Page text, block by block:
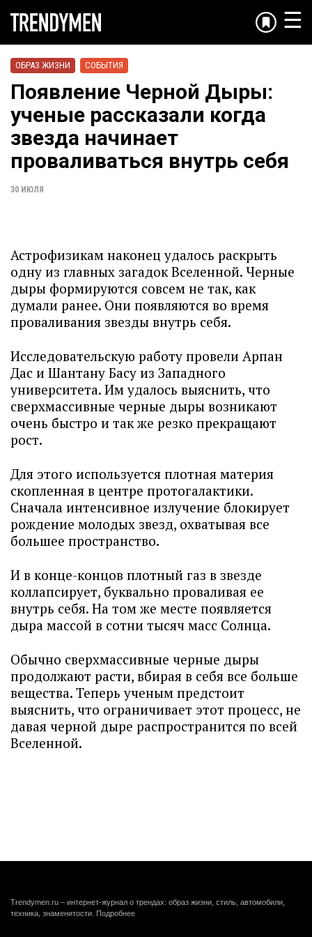
☰
ОБРАЗ ЖИЗНИ СОБЫТИЯ
Появление Черной Дыры:
ученые рассказали когда
звезда начинает
проваливаться внутрь себя
30 ИЮЛЯ
Астрофизикам наконец удалось раскрыть
одну из главных загадок Вселенной. Черные
дыры формируются совсем не так, как
думали ранее. Они появляются во время
проваливания звезды внутрь себя.
Исследовательскую работу провели Арпан
Дас и Шантану Басу из Западного
университета. Им удалось выяснить, что
сверхмассивные черные дыры возникают
очень быстро и так же резко прекращают
рост.
Для этого используется плотная материя
скопленная в центре протогалактики.
Сначала интенсивное излучение блокирует
рождение молодых звезд, охватывая все
большее пространство.
И в конце-концов плотный газ в звезде
коллапсирует, буквально проваливая ее
внутрь себя. На том же месте появляется
дыра массой в сотни тысяч масс Солнца.
Обычно сверхмассивные черные дыры
продолжают расти, вбирая в себя все больше
вещества. Теперь ученым предстоит
выяснить, что ограничивает этот процесс, не
давая черной дыре распространится по всей
Вселенной.
Trendymen.ru – интернет-журнал о трендах: образ жизни, стиль, автомобили,
техника, знаменитости. Подробнее